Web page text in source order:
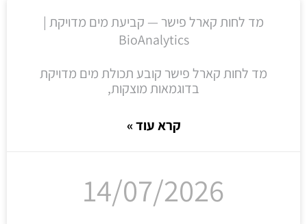
מד לחות קארל פישר — קביעת מים מדויקת |
BioAnalytics
מד לחות קארל פישר קובע תכולת מים מדויקת
בדוגמאות מוצקות,
קרא עוד »
14/07/2026